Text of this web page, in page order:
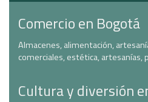
Comercio en Bogotá
Almacenes, alimentación,
comerciales, estética, artesanías,
Cultura y diversión